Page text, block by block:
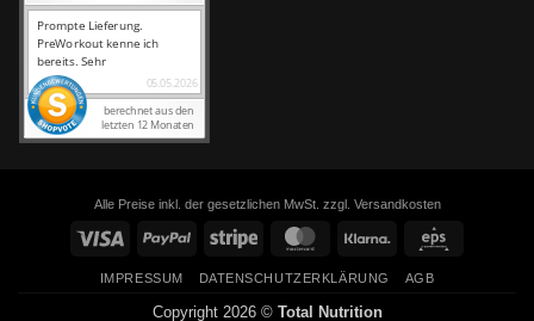
Alle Preise inkl. der gesetzlichen MwSt. zzgl. Versandkosten
Visa PayPal Stripe MasterCard Klarna
IMPRESSUM DATENSCHUTZERKLÄRUNG AGB
Copyright 2026 © Total Nutrition